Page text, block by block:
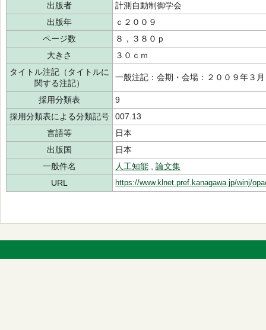
出版者
計測自動制御学会
出版年
ｃ２００９
ページ数
８，３８０ｐ
大きさ
３０ｃｍ
タイトル注記（タイトルに
関する注記）
一般注記：会期・会場：２００９年３
採用分類表
9
採用分類表による分類記号
007.13
言語等
日本
出版国
日本
一般件名
人工知能
論文集
URL
https://www.klnet.pref.kanagawa.jp/winj/